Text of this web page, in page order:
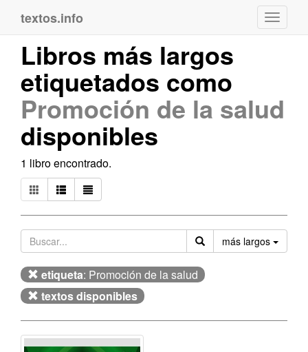
textos.info
Libros más largos
etiquetados como
Promoción de la salud
disponibles
1 libro encontrado.
más largos
etiqueta: Promoción de la salud
textos disponibles